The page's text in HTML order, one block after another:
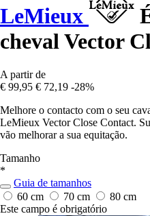
LeMieux
cheval Vector
A partir de
€ 99,95 € 72,19 -28%
Melhore o contacto com o seu
LeMieux Vector Close Contact.
vão melhorar a sua equitação.
Tamanho
*
Guia de tamanhos
60 cm
70 cm
80 cm
Este campo é obrigatório